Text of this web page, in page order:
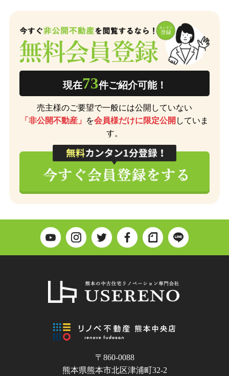
現在73件ご紹介可能！
売主様のご要望で一般には公開していない
「非公開不動産」
を会員様だけに限定公開 していま
す。
〒860-0088
熊本県熊本市北区津浦町32-2